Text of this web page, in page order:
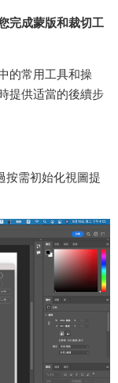
完成蒙版和裁切工
的常用工具和操
提供适當的後續步
需初始化視圖提